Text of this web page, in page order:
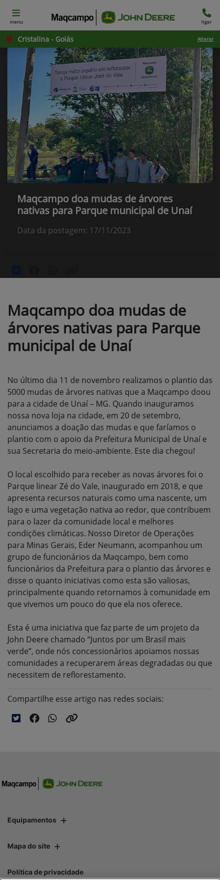
menu ligar
Cristalina - Goiás Alterar
Maqcampo doa mudas de árvores
nativas para Parque municipal de Unaí
Data da postagem: 17/11/2023
Maqcampo doa mudas de
árvores nativas para Parque
municipal de Unaí
No último dia 11 de novembro realizamos o plantio das
5000 mudas de árvores nativas que a Maqcampo doou
para a cidade de Unaí – MG. Quando inauguramos
nossa nova loja na cidade, em 20 de setembro,
anunciamos a doação das mudas e que faríamos o
plantio com o apoio da Prefeitura Municipal de Unaí e
sua Secretaria do meio-ambiente. Este dia chegou!
O local escolhido para receber as novas árvores foi o
Parque linear Zé do Vale, inaugurado em 2018, e que
apresenta recursos naturais como uma nascente, um
lago e uma vegetação nativa ao redor, que contribuem
para o lazer da comunidade local e melhores
condições climáticas. Nosso Diretor de Operações
para Minas Gerais, Eder Neumann, acompanhou um
grupo de funcionários da Maqcampo, bem como
funcionários da Prefeitura para o plantio das árvores e
disse o quanto iniciativas como esta são valiosas,
principalmente quando retornamos à comunidade em
que vivemos um pouco do que ela nos oferece.
Esta é uma iniciativa que faz parte de um projeto da
John Deere chamado “Juntos por um Brasil mais
verde”, onde nós concessionários apoiamos nossas
comunidades a recuperarem áreas degradadas ou que
necessitem de reflorestamento.
Compartilhe esse artigo nas redes sociais:
Equipamentos
Mapa do site
Política de privacidade